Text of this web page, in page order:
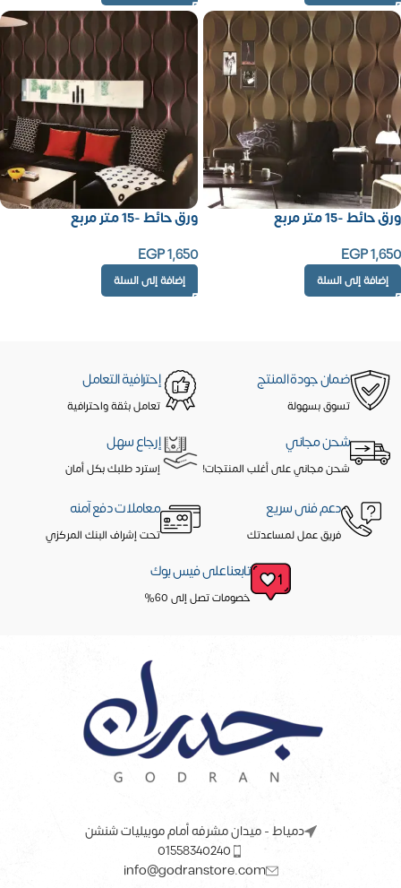
ورق حائط -15 متر مربع
EGP1,650
إضافة إلى السلة
ورق حائط -15 متر مربع
EGP1,650
إضافة إلى السلة
ضمان جودة المنتج
تسوق بسهولة
إحترافية التعامل
تعامل بثقة واحترافية
شحن مجاني
شحن مجاني على أغلب المنتجات!
إرجاع سهل
إسترد طلبك بكل أمان
دعم فنى سريع
فريق عمل لمساعدتك
معاملات دفع آمنه
تحت إشراف البنك المركزي
تابعنا على فيس بوك
خصومات تصل إلى 60%
دمياط - ميدان مشرفه أمام موبيليات شنشن
01558340240
info@godranstore.com